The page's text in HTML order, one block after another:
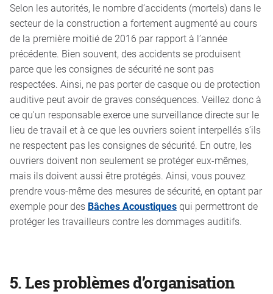
Selon les autorités, le nombre d’accidents (mortels) dans le
secteur de la construction a fortement augmenté au cours
de la première moitié de 2016 par rapport à l’année
précédente. Bien souvent, des accidents se produisent
parce que les consignes de sécurité ne sont pas
respectées. Ainsi, ne pas porter de casque ou de protection
auditive peut avoir de graves conséquences. Veillez donc à
ce qu'un responsable exerce une surveillance directe sur le
lieu de travail et à ce que les ouvriers soient interpellés s’ils
ne respectent pas les consignes de sécurité. En outre, les
ouvriers doivent non seulement se protéger eux-mêmes,
mais ils doivent aussi être protégés. Ainsi, vous pouvez
prendre vous-même des mesures de sécurité, en optant par
exemple pour des Bâches Acoustiquesqui permettront de
protéger les travailleurs contre les dommages auditifs.
5.Les problèmes d’organisation